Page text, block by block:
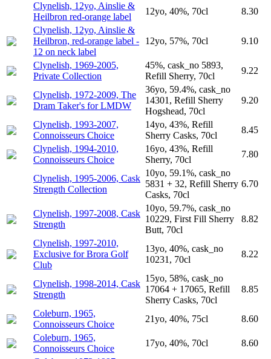
Clynelish, 12yo, Ainslie &
Heilbron red-orange label
12yo, 40%, 70cl
8.30
Clynelish, 12yo, Ainslie &
Heilbron, red-orange label -
12 on neck label
12yo, 57%, 70cl 9.10
Clynelish, 1969-2005,
Private Collection
45%, cask_no 5893,
Refill Sherry, 70cl
9.22
Clynelish, 1972-2009, The
Dram Taker's for LMDW
36yo, 59.4%, cask_no
14301, Refill Sherry
Hogshead, 70cl
9.20
Clynelish, 1993-2007,
Connoisseurs Choice
14yo, 43%, Refill
Sherry Casks, 70cl
8.45
Clynelish, 1994-2010,
Connoisseurs Choice
16yo, 43%, Refill
Sherry, 70cl
7.80
Clynelish, 1995-2006, Cask
Strength Collection
10yo, 59.1%, cask_no
5831 + 32, Refill Sherry
Casks, 70cl
6.70
Clynelish, 1997-2008, Cask
Strength
10yo, 59.7%, cask_no
10229, First Fill Sherry
Butt, 70cl
8.82
Clynelish, 1997-2010,
Exclusive for Brora Golf
Club
13yo, 40%, cask_no
10231, 70cl
8.22
Clynelish, 1998-2014, Cask
Strength
15yo, 58%, cask_no
17064 + 17065, Refill
Sherry Casks, 70cl
8.85
Coleburn, 1965,
Connoisseurs Choice
21yo, 40%, 75cl
8.60
Coleburn, 1965,
Connoisseurs Choice
17yo, 40%, 70cl
8.60